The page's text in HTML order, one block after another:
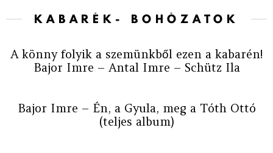
KABARÉK- BOHÓZATOK
A könny folyik a szemünkből ezen a kabarén!
Bajor Imre – Antal Imre – Schütz Ila
Bajor Imre – Én, a Gyula, meg a Tóth Ottó
(teljes album)